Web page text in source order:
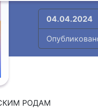
04.04.2024
РОДАМ